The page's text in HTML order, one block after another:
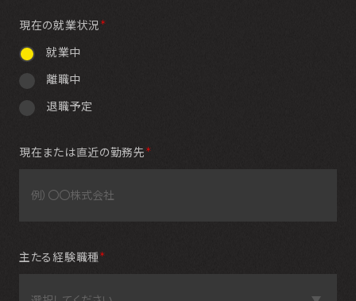
現在の就業状況 ＊
就業中
離職中
退職予定
現在または直近の勤務先 ＊
主たる経験職種 ＊